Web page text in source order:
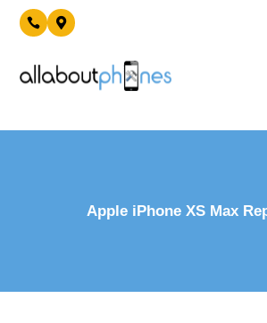
 
Apple iPhone XS Max